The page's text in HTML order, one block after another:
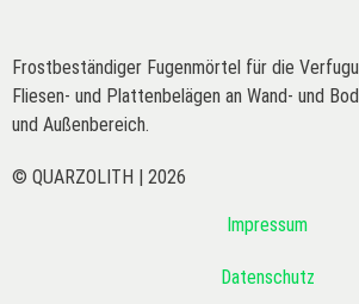
Frostbeständiger Fugenmörtel für die
Fliesen- und Plattenbelägen an Wand- und
und Außenbereich.
© QUARZOLITH | 2026
Impressum
Datenschutz